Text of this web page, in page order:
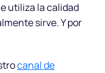
utiliza la calidad
sirve. Y por
canal de